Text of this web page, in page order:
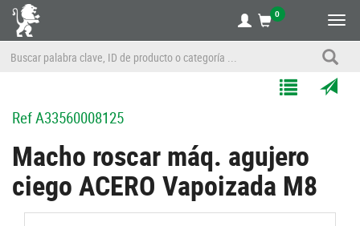
0
Listas
RefA33560008125
Macho roscar máq. agujero
ciego ACERO Vapoizada M8